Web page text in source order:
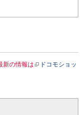
新の情報は
ドコモショッ